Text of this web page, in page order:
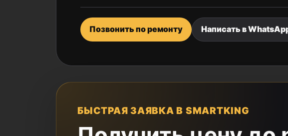
Позвонить по ремонту Написать в
БЫСТРАЯ ЗАЯВКА В SMARTKING